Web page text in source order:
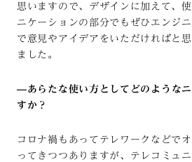
思いますので、デザインに加えて、
ニケーションの部分でもぜひエンジ
で意見やアイデアをいただければと
ました。
—あらたな使い方としてどのような
すか？
コロナ禍もあってテレワークなどで
ってきつつありますが、テレコミュ